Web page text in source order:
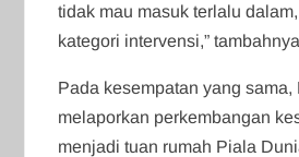
tidak mau masuk terlalu
kategori intervensi,”
Pada kesempatan yang sama,
melaporkan perkembangan
menjadi tuan rumah Piala